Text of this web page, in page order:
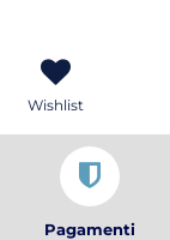
Wishlist
Pagamenti